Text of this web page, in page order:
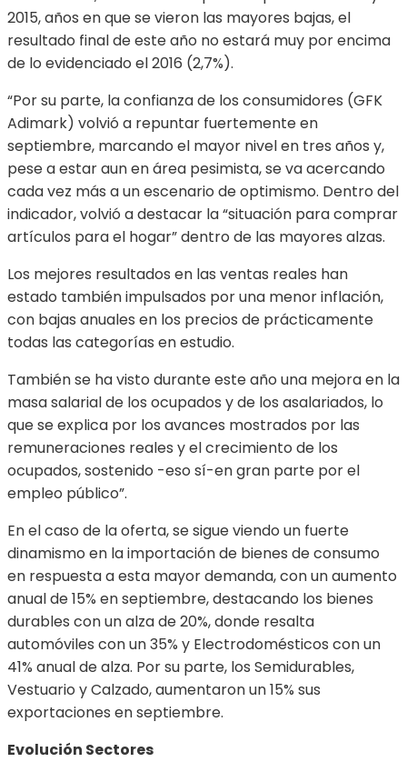
2015, años en que se vieron las mayores bajas, el
resultado final de este año no estará muy por encima
de lo evidenciado el 2016 (2,7%).
“Por su parte, la confianza de los consumidores (GFK
Adimark) volvió a repuntar fuertemente en
septiembre, marcando el mayor nivel en tres años y,
pese a estar aun en área pesimista, se va acercando
cada vez más a un escenario de optimismo. Dentro del
indicador, volvió a destacar la “situación para comprar
artículos para el hogar” dentro de las mayores alzas.
Los mejores resultados en las ventas reales han
estado también impulsados por una menor inflación,
con bajas anuales en los precios de prácticamente
todas las categorías en estudio.
También se ha visto durante este año una mejora en la
masa salarial de los ocupados y de los asalariados, lo
que se explica por los avances mostrados por las
remuneraciones reales y el crecimiento de los
ocupados, sostenido -eso sí-en gran parte por el
empleo público”.
En el caso de la oferta, se sigue viendo un fuerte
dinamismo en la importación de bienes de consumo
en respuesta a esta mayor demanda, con un aumento
anual de 15% en septiembre, destacando los bienes
durables con un alza de 20%, donde resalta
automóviles con un 35% y Electrodomésticos con un
41% anual de alza. Por su parte, los Semidurables,
Vestuario y Calzado, aumentaron un 15% sus
exportaciones en septiembre.
Evolución Sectores